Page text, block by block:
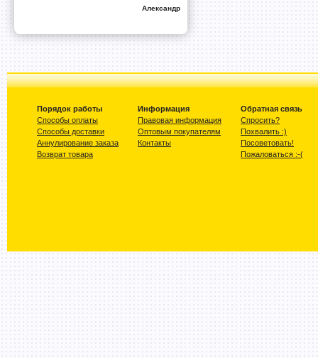
Александр
Порядок работы
Способы оплаты
Способы доставки
Аннулирование заказа
Возврат товара
Информация
Правовая информация
Оптовым покупателям
Контакты
Обратная связь
Спросить?
Похвалить :)
Посоветовать!
Пожаловаться :-(